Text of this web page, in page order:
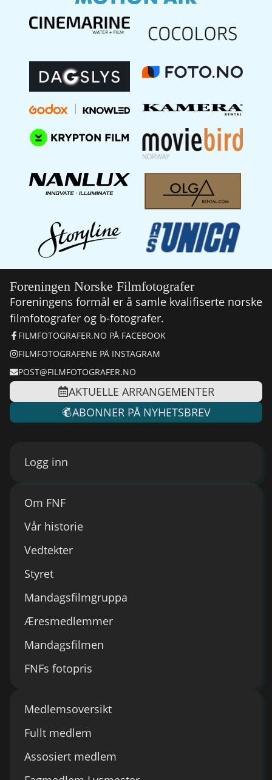
Foreningen Norske Filmfotografer
Foreningens formål er å samle kvalifiserte norske
filmfotografer og b-fotografer.
FILMFOTOGRAFER.NO PÅ FACEBOOK
FILMFOTOGRAFENE PÅ INSTAGRAM
POST@FILMFOTOGRAFER.NO
AKTUELLE ARRANGEMENTER
ABONNER PÅ NYHETSBREV
Om FNF
Vår historie
Vedtekter
Styret
Mandagsfilmgruppa
Æresmedlemmer
Mandagsfilmen
FNFs fotopris
Medlemsoversikt
Fullt medlem
Assosiert medlem
Logg inn